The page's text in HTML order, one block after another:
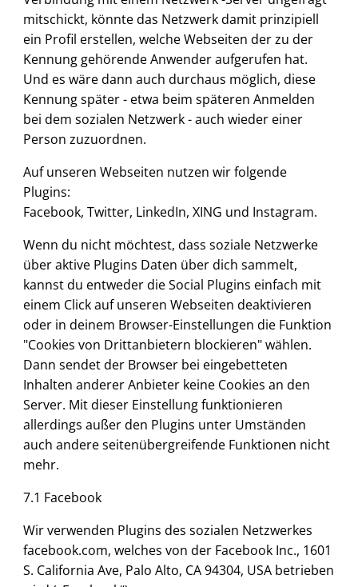
mitschickt, könnte das Netzwerk damit prinzipiell
ein Profil erstellen, welche Webseiten der zu der
Kennung gehörende Anwender aufgerufen hat.
Und es wäre dann auch durchaus möglich, diese
Kennung später - etwa beim späteren Anmelden
bei dem sozialen Netzwerk - auch wieder einer
Person zuzuordnen.
Auf unseren Webseiten nutzen wir folgende
Plugins:
Facebook, Twitter, LinkedIn, XING und Instagram.
Wenn du nicht möchtest, dass soziale Netzwerke
über aktive Plugins Daten über dich sammelt,
kannst du entweder die Social Plugins einfach mit
einem Click auf unseren Webseiten deaktivieren
oder in deinem Browser-Einstellungen die Funktion
"Cookies von Drittanbietern blockieren" wählen.
Dann sendet der Browser bei eingebetteten
Inhalten anderer Anbieter keine Cookies an den
Server. Mit dieser Einstellung funktionieren
allerdings außer den Plugins unter Umständen
auch andere seitenübergreifende Funktionen nicht
mehr.
7.1 Facebook
Wir verwenden Plugins des sozialen Netzwerkes
facebook.com, welches von der Facebook Inc., 1601
S. California Ave, Palo Alto, CA 94304, USA betrieben